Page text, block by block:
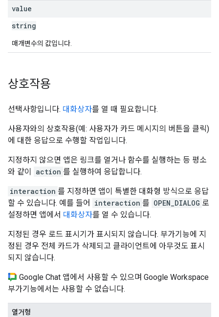
value
string
매개변수의 값입니다.
상호작용
선택사항입니다. 대화상자를 열 때 필요합니다.
사용자와의 상호작용(예: 사용자가 카드 메시지의 버튼을 클릭)
에 대한 응답으로 수행할 작업입니다.
지정하지 않으면 앱은 링크를 열거나 함수를 실행하는 등 평소
와 같이
action 를 실행하여 응답합니다.
interaction 를 지정하면 앱이 특별한 대화형 방식으로 응답
할 수 있습니다. 예를 들어
interaction 를 OPEN_DIALOG 로
설정하면 앱에서 대화상자를 열 수 있습니다.
지정된 경우 로드 표시기가 표시되지 않습니다. 부가기능에 지
정된 경우 전체 카드가 삭제되고 클라이언트에 아무것도 표시
되지 않습니다.
Google Chat 앱에서 사용할 수 있으며 Google Workspace
부가기능에서는 사용할 수 없습니다.
열거형